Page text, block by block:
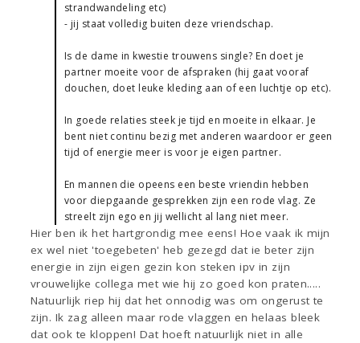
strandwandeling etc)
- jij staat volledig buiten deze vriendschap.
Is de dame in kwestie trouwens single? En doet je
partner moeite voor de afspraken (hij gaat vooraf
douchen, doet leuke kleding aan of een luchtje op etc).
In goede relaties steek je tijd en moeite in elkaar. Je
bent niet continu bezig met anderen waardoor er geen
tijd of energie meer is voor je eigen partner.
En mannen die opeens een beste vriendin hebben
voor diepgaande gesprekken zijn een rode vlag. Ze
streelt zijn ego en jij wellicht al lang niet meer.
Hier ben ik het hartgrondig mee eens! Hoe vaak ik mijn
ex wel niet 'toegebeten' heb gezegd dat ie beter zijn
energie in zijn eigen gezin kon steken ipv in zijn
vrouwelijke collega met wie hij zo goed kon praten.....
Natuurlijk riep hij dat het onnodig was om ongerust te
zijn. Ik zag alleen maar rode vlaggen en helaas bleek
dat ook te kloppen! Dat hoeft natuurlijk niet in alle